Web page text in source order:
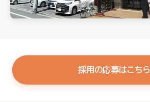
採用の応募はこちら